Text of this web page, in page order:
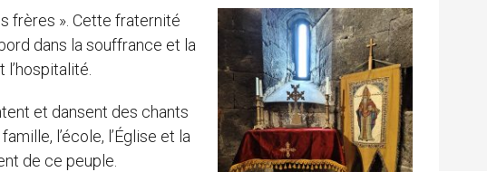
frères ». Cette fraternité
dans la souffrance et la
et dansent des chants
l’école, l’Église et la
de ce peuple.